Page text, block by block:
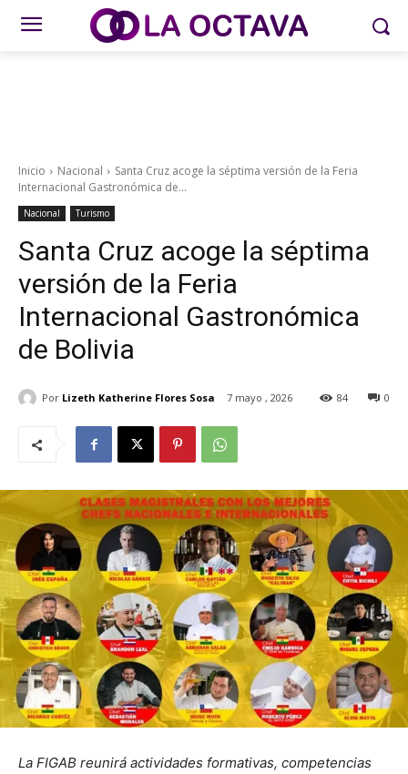
Inicio Nacional
Santa Cruz acoge la séptima versión de la Feria
Internacional Gastronómica de...
Nacional Turismo
Santa Cruz acoge la séptima
versión de la Feria
Internacional Gastronómica
de Bolivia
Por Lizeth Katherine Flores Sosa 7 mayo , 2026 0
84
La FIGAB reunirá actividades formativas, competencias